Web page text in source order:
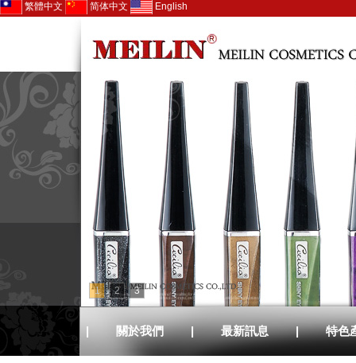
繁體中文 简体中文 English
1 2 3
| 關於我們 | 最新訊息 | 特色